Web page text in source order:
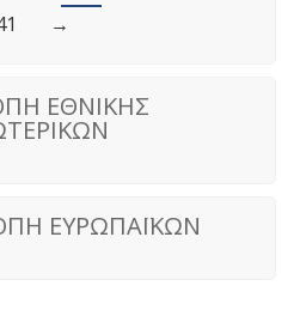
→
ΕΘΝΙΚΗΣ
ΕΥΡΩΠΑΪΚΩΝ